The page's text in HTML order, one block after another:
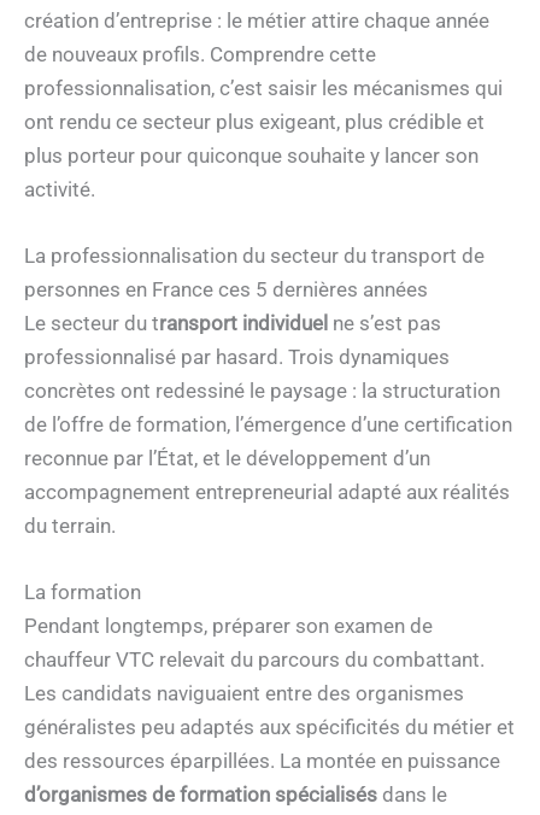
création d’entreprise : le métier attire chaque année
de nouveaux profils. Comprendre cette
professionnalisation, c’est saisir les mécanismes qui
ont rendu ce secteur plus exigeant, plus crédible et
plus porteur pour quiconque souhaite y lancer son
activité.
La professionnalisation du secteur du transport de
personnes en France ces 5 dernières années
Le secteur du transport individuel ne s’est pas
professionnalisé par hasard. Trois dynamiques
concrètes ont redessiné le paysage : la structuration
de l’offre de formation, l’émergence d’une certification
reconnue par l’État, et le développement d’un
accompagnement entrepreneurial adapté aux réalités
du terrain.
La formation
Pendant longtemps, préparer son examen de
chauffeur VTC relevait du parcours du combattant.
Les candidats naviguaient entre des organismes
généralistes peu adaptés aux spécificités du métier et
des ressources éparpillées. La montée en puissance
d’organismes de formation spécialisés dans le